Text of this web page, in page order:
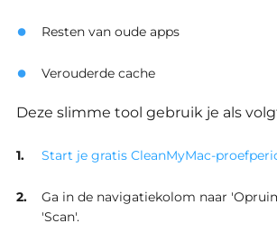
Resten van oude apps
Verouderde cache
Deze slimme tool gebruik je als
Start je gratis CleanMyMac-
Ga in de navigatiekolom naar
'Scan'.